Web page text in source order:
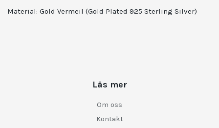
Material: Gold Vermeil (Gold Plated 925 Sterling Silver)
Läs mer
Om oss
Kontakt